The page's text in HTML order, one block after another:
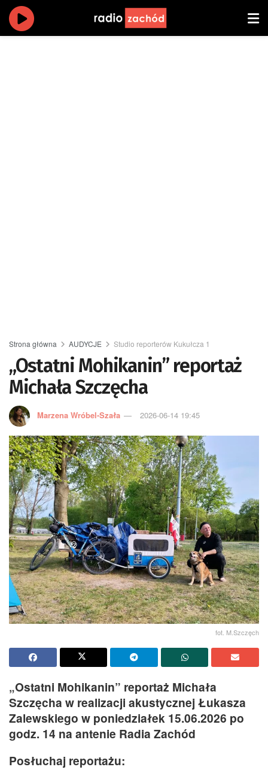
Strona główna AUDYCJE Studio reporterów Kukułcza 1
„Ostatni Mohikanin” reportaż
Michała Szczęcha
Marzena Wróbel-Szała 2026-06-14 19:45
fot. M.Szczęch
„Ostatni Mohikanin” reportaż Michała
Szczęcha w realizacji akustycznej Łukasza
Zalewskiego w poniedziałek 15.06.2026 po
godz. 14 na antenie Radia Zachód
Posłuchaj reportażu: